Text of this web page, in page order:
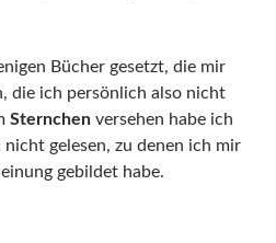
Bücher gesetzt, die mir
die ich persönlich also nicht
Sternchen versehen habe ich
gelesen, zu denen ich mir
gebildet habe.
und Bildbände aus